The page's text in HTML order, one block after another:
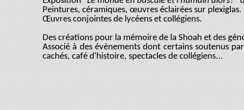
Peintures, céramiques, œuvres éclairées sur plexiglas.
Œuvres conjointes de lycéens et collégiens.
Des créations pour la mémoire de la Shoah et des
Associé à des évènements dont certains soutenus
cachés, café d'histoire, spectacles de collégiens...